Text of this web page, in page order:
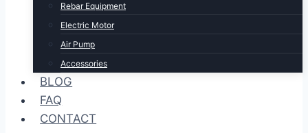
Rebar Equipment
Electric Motor
Air Pump
Accessories
BLOG
FAQ
CONTACT